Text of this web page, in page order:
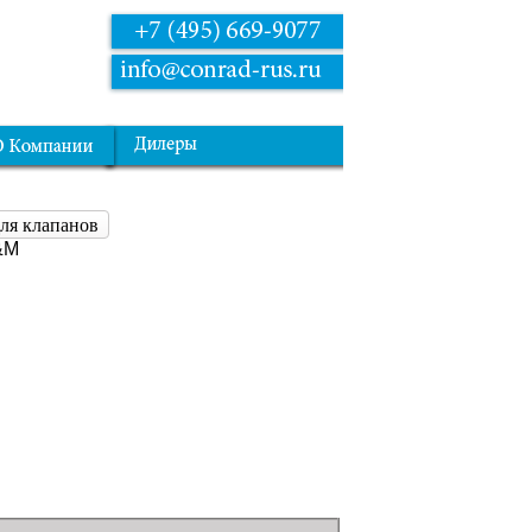
клапанов